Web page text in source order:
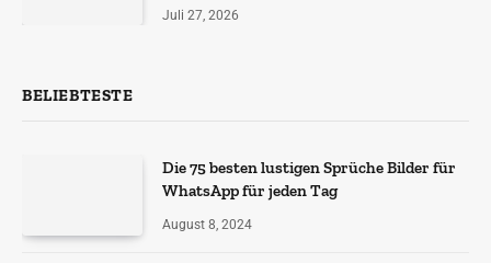
Juli 27, 2026
BELIEBTESTE
Die 75 besten lustigen Sprüche Bilder für
WhatsApp für jeden Tag
August 8, 2024